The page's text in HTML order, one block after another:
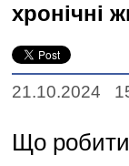
хронічні
21.10.2024
Що